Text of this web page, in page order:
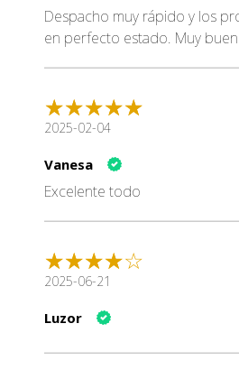
Despacho muy rápido y los
en perfecto estado. Muy
2025-02-04
Vanesa
Excelente todo
2025-06-21
Luzor